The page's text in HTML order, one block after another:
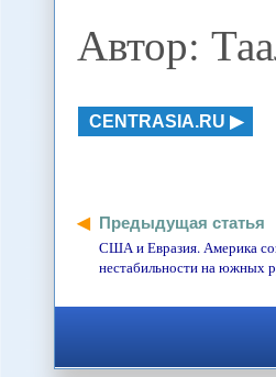
Автор:
CENTRASIA.RU
Предыдущая статья
США и Евразия. Америка
нестабильности на южных